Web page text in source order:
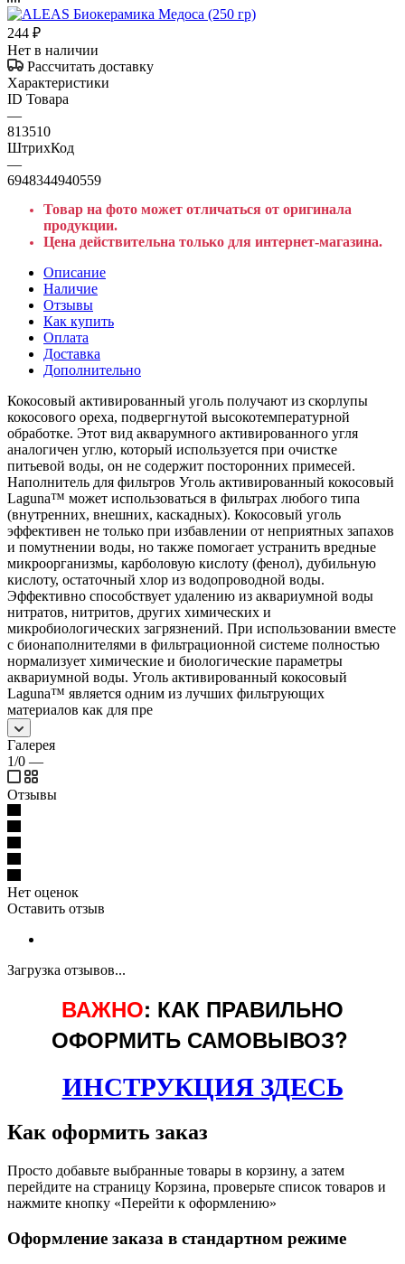
244 ₽
Нет в наличии
Рассчитать доставку
Характеристики
ID Товара
—
813510
ШтрихКод
—
6948344940559
Товар на фото может отличаться от оригинала
продукции.
Цена действительна только для интернет-магазина.
Описание
Наличие
Отзывы
Как купить
Оплата
Доставка
Дополнительно
Кокосовый активированный уголь получают из скорлупы
кокосового ореха, подвергнутой высокотемпературной
обработке. Этот вид акварумного активированного угля
аналогичен углю, который используется при очистке
питьевой воды, он не содержит посторонних примесей.
Наполнитель для фильтров Уголь активированный кокосовый
Laguna™ может использоваться в фильтрах любого типа
(внутренних, внешних, каскадных). Кокосовый уголь
эффективен не только при избавлении от неприятных запахов
и помутнении воды, но также помогает устранить вредные
микроорганизмы, карболовую кислоту (фенол), дубильную
кислоту, остаточный хлор из водопроводной воды.
Эффективно способствует удалению из аквариумной воды
нитратов, нитритов, других химических и
микробиологических загрязнений. При использовании вместе
с бионаполнителями в фильтрационной системе полностью
нормализует химические и биологические параметры
аквариумной воды. Уголь активированный кокосовый
Laguna™ является одним из лучших фильтрующих
материалов как для пре
Галерея
1/0 —
Отзывы
Нет оценок
Оставить отзыв
Загрузка отзывов...
ВАЖНО: КАК ПРАВИЛЬНО
ОФОРМИТЬ САМОВЫВОЗ?
ИНСТРУКЦИЯ ЗДЕСЬ
Как оформить заказ
Просто добавьте выбранные товары в корзину, а затем
перейдите на страницу Корзина, проверьте список товаров и
нажмите кнопку «Перейти к оформлению»
Оформление заказа в стандартном режиме